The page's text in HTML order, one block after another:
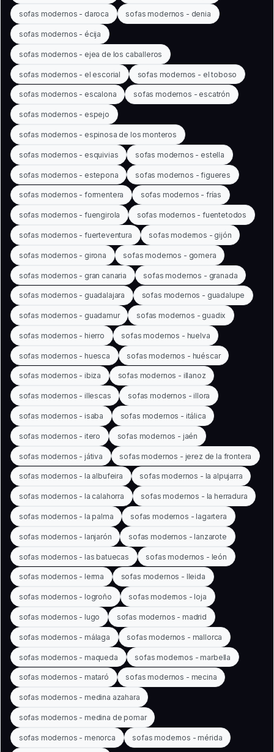
sofas modernos - daroca sofas modernos - denia
sofas modernos - écija
sofas modernos - ejea de los caballeros
sofas modernos - el escorial sofas modernos - el toboso
sofas modernos - escalona sofas modernos - escatrón
sofas modernos - espejo
sofas modernos - espinosa de los monteros
sofas modernos - esquivias sofas modernos - estella
sofas modernos - estepona sofas modernos - figueres
sofas modernos - formentera sofas modernos - frías
sofas modernos - fuengirola sofas modernos - fuentetodos
sofas modernos - fuerteventura sofas modernos - gijón
sofas modernos - girona sofas modernos - gomera
sofas modernos - gran canaria sofas modernos - granada
sofas modernos - guadalajara sofas modernos - guadalupe
sofas modernos - guadamur sofas modernos - guadix
sofas modernos - hierro sofas modernos - huelva
sofas modernos - huesca sofas modernos - huéscar
sofas modernos - ibiza sofas modernos - illanoz
sofas modernos - illescas sofas modernos - illora
sofas modernos - isaba sofas modernos - itálica
sofas modernos - itero sofas modernos - jaén
sofas modernos - játiva sofas modernos - jerez de la frontera
sofas modernos - la albufeira sofas modernos - la alpujarra
sofas modernos - la calahorra sofas modernos - la herradura
sofas modernos - la palma sofas modernos - lagartera
sofas modernos - lanjarón sofas modernos - lanzarote
sofas modernos - las batuecas sofas modernos - león
sofas modernos - lerma sofas modernos - lleida
sofas modernos - logroño sofas modernos - loja
sofas modernos - lugo sofas modernos - madrid
sofas modernos - málaga sofas modernos - mallorca
sofas modernos - maqueda sofas modernos - marbella
sofas modernos - mataró sofas modernos - mecina
sofas modernos - medina azahara
sofas modernos - medina de pomar
sofas modernos - menorca sofas modernos - mérida